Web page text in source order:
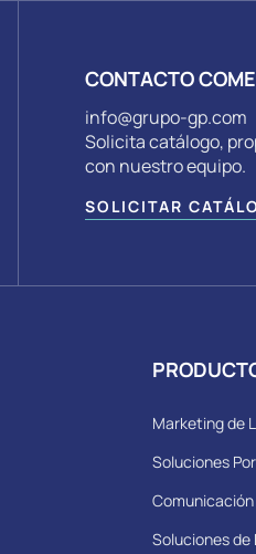
CONTACTO
info@grupo-gp.com
Solicita catálogo,
con nuestro equipo.
SOLICITAR
Marketing de
Soluciones
Soluciones de